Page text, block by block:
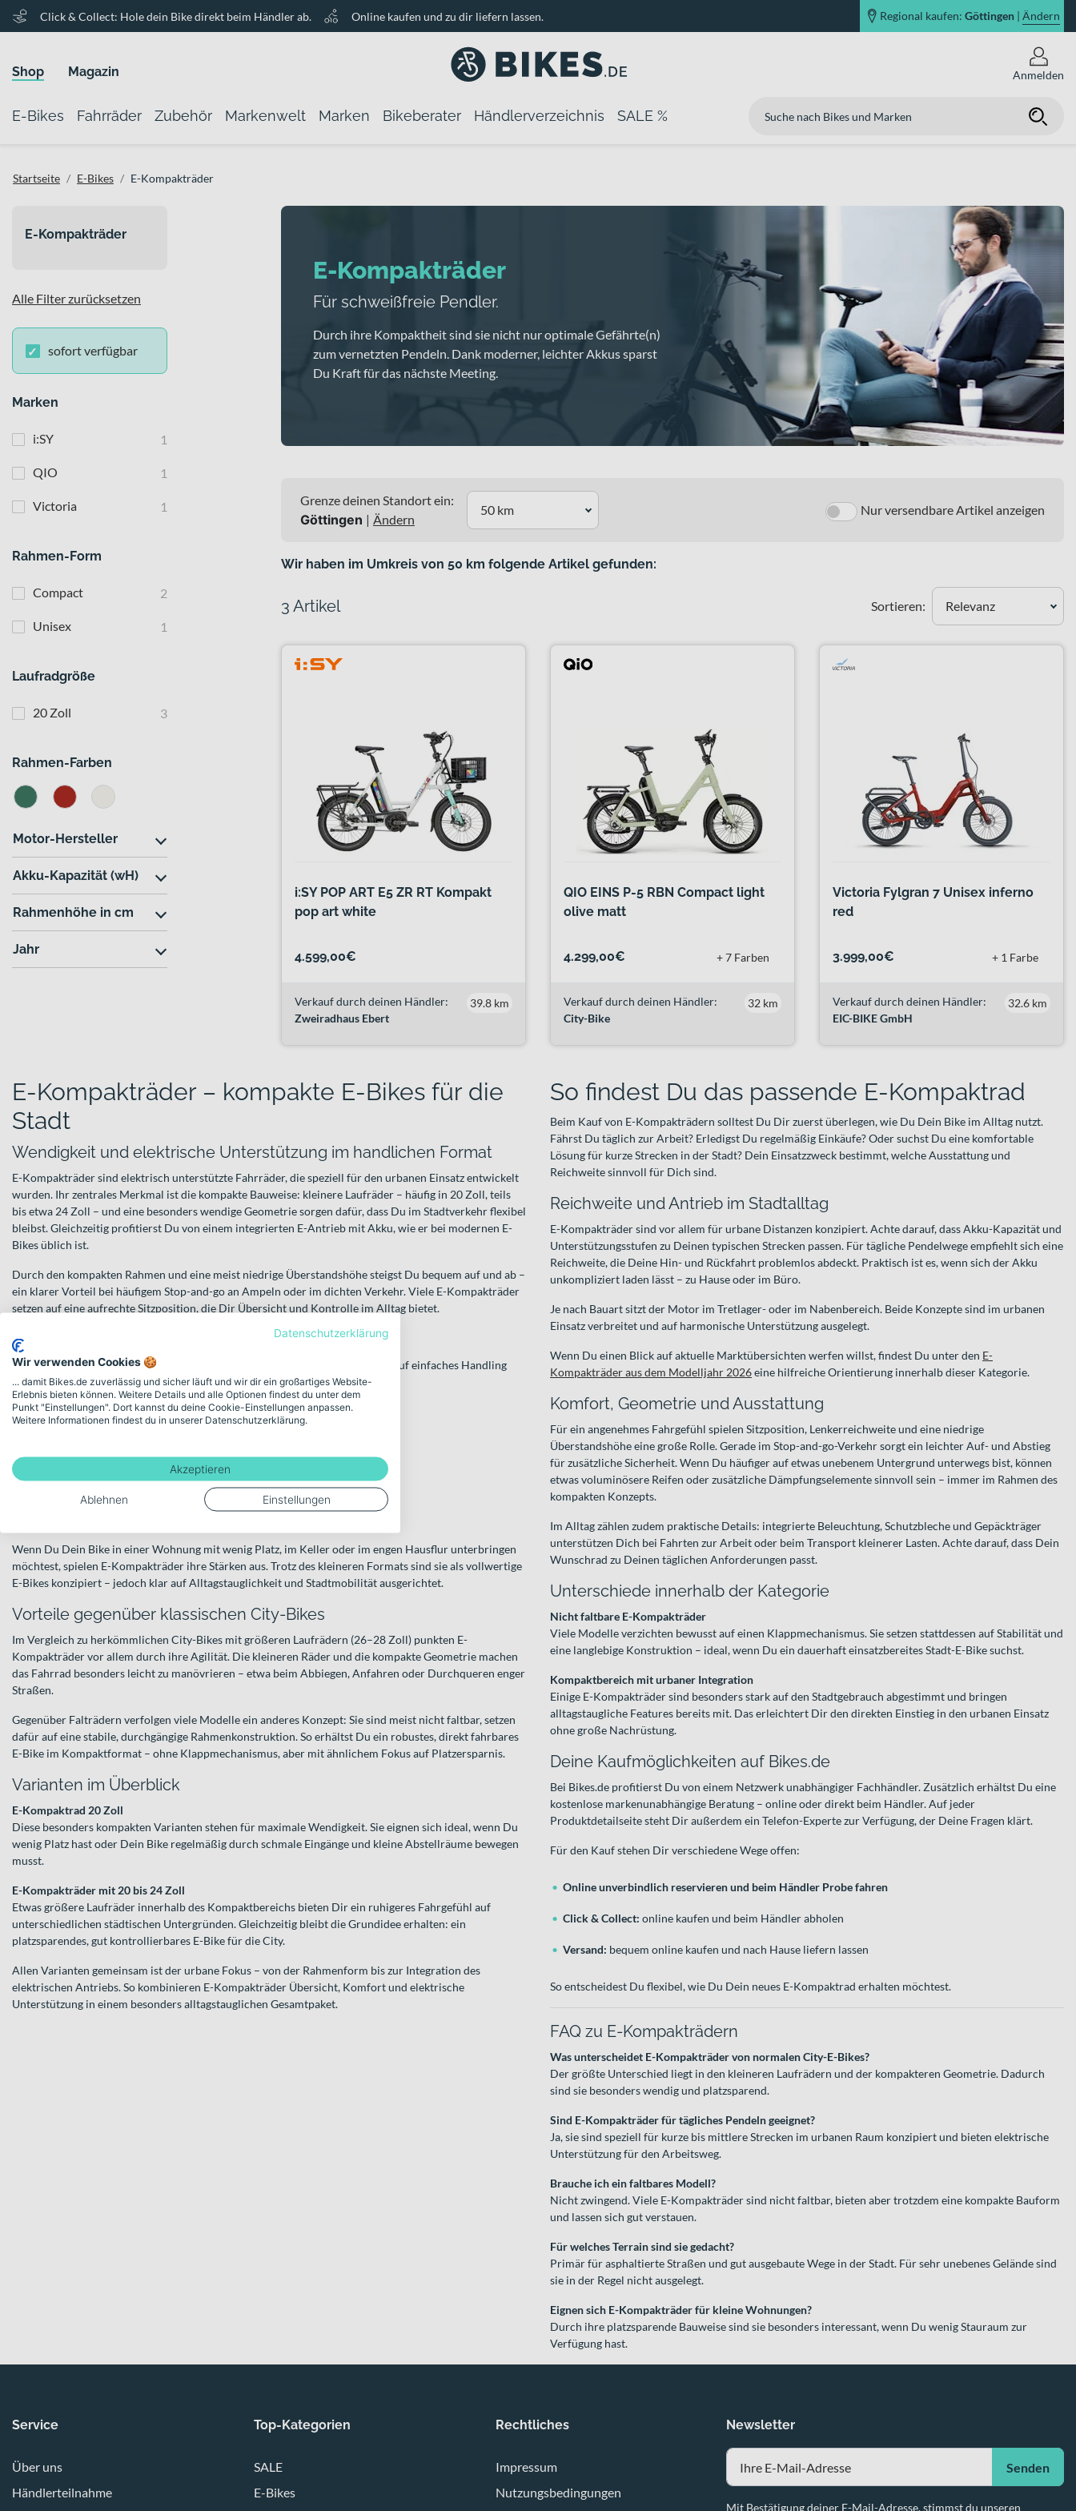
Click & Collect: Hole dein Bike direkt beim Händler ab. Online kaufen und zu dir liefern lassen. Regional kaufen: Göttingen | Ändern
Shop Magazin Anmelden
E-Bikes Fahrräder Zubehör Markenwelt Marken Bikeberater Händlerverzeichnis SALE %
Startseite E-Bikes E-Kompakträder
E-Kompakträder
Alle Filter zurücksetzen
sofort verfügbar
Marken
i:SY 1
QIO 1
Victoria 1
Rahmen-Form
Compact 2
Unisex 1
Laufradgröße
20 Zoll 3
Rahmen-Farben
Motor-Hersteller
Akku-Kapazität (wH)
Rahmenhöhe in cm
Jahr
E-Kompakträder
Für schweißfreie Pendler.
Durch ihre Kompaktheit sind sie nicht nur optimale Gefährte(n)
zum vernetzten Pendeln. Dank moderner, leichter Akkus sparst
Du Kraft für das nächste Meeting.
Grenze deinen Standort ein:
Göttingen | Ändern
50 km Nur versendbare Artikel anzeigen
Wir haben im Umkreis von 50 km folgende Artikel gefunden:
3 Artikel Sortieren: Relevanz
i:SY POP ART E5 ZR RT Kompakt
pop art white
4.599,00€
Verkauf durch deinen Händler:
Zweiradhaus Ebert
39.8 km
QIO EINS P-5 RBN Compact light
olive matt
4.299,00€ + 7 Farben
Verkauf durch deinen Händler:
City-Bike
32 km
Victoria Fylgran 7 Unisex inferno
red
3.999,00€ + 1 Farbe
Verkauf durch deinen Händler:
EIC-BIKE GmbH
32.6 km
E-Kompakträder – kompakte E-Bikes für die
Stadt
Wendigkeit und elektrische Unterstützung im handlichen Format
E-Kompakträder sind elektrisch unterstützte Fahrräder, die speziell für den urbanen Einsatz entwickelt
wurden. Ihr zentrales Merkmal ist die kompakte Bauweise: kleinere Laufräder – häufig in 20 Zoll, teils
bis etwa 24 Zoll – und eine besonders wendige Geometrie sorgen dafür, dass Du im Stadtverkehr flexibel
bleibst. Gleichzeitig profitierst Du von einem integrierten E-Antrieb mit Akku, wie er bei modernen E-
Bikes üblich ist.
Durch den kompakten Rahmen und eine meist niedrige Überstandshöhe steigst Du bequem auf und ab –
ein klarer Vorteil bei häufigem Stop-and-go an Ampeln oder im dichten Verkehr. Viele E-Kompakträder
setzen auf eine aufrechte Sitzposition, die Dir Übersicht und Kontrolle im Alltag bietet.
Für wen sind E-Kompakträder ideal?
Diese Kategorie richtet sich an alle, die in der Stadt unterwegs sind und Wert auf einfaches Handling
legen. Typische Einsatzbereiche sind:
tägliches Pendeln zur Arbeit oder zur Uni
Einkäufe und Besorgungen
Wege, bei denen wenig Abstell- oder Stauraum vorhanden ist
Wenn Du Dein Bike in einer Wohnung mit wenig Platz, im Keller oder im engen Hausflur unterbringen
möchtest, spielen E-Kompakträder ihre Stärken aus. Trotz des kleineren Formats sind sie als vollwertige
E-Bikes konzipiert – jedoch klar auf Alltagstauglichkeit und Stadtmobilität ausgerichtet.
Vorteile gegenüber klassischen City-Bikes
Im Vergleich zu herkömmlichen City-Bikes mit größeren Laufrädern (26–28 Zoll) punkten E-
Kompakträder vor allem durch ihre Agilität. Die kleineren Räder und die kompakte Geometrie machen
das Fahrrad besonders leicht zu manövrieren – etwa beim Abbiegen, Anfahren oder Durchqueren enger
Straßen.
Gegenüber Falträdern verfolgen viele Modelle ein anderes Konzept: Sie sind meist nicht faltbar, setzen
dafür auf eine stabile, durchgängige Rahmenkonstruktion. So erhältst Du ein robustes, direkt fahrbares
E-Bike im Kompaktformat – ohne Klappmechanismus, aber mit ähnlichem Fokus auf Platzersparnis.
Varianten im Überblick
E-Kompaktrad 20 Zoll
Diese besonders kompakten Varianten stehen für maximale Wendigkeit. Sie eignen sich ideal, wenn Du
wenig Platz hast oder Dein Bike regelmäßig durch schmale Eingänge und kleine Abstellräume bewegen
musst.
E-Kompakträder mit 20 bis 24 Zoll
Etwas größere Laufräder innerhalb des Kompaktbereichs bieten Dir ein ruhigeres Fahrgefühl auf
unterschiedlichen städtischen Untergründen. Gleichzeitig bleibt die Grundidee erhalten: ein
platzsparendes, gut kontrollierbares E-Bike für die City.
Allen Varianten gemeinsam ist der urbane Fokus – von der Rahmenform bis zur Integration des
elektrischen Antriebs. So kombinieren E-Kompakträder Übersicht, Komfort und elektrische
Unterstützung in einem besonders alltagstauglichen Gesamtpaket.
So findest Du das passende E-Kompaktrad
Beim Kauf von E-Kompakträdern solltest Du Dir zuerst überlegen, wie Du Dein Bike im Alltag nutzt.
Fährst Du täglich zur Arbeit? Erledigst Du regelmäßig Einkäufe? Oder suchst Du eine komfortable
Lösung für kurze Strecken in der Stadt? Dein Einsatzzweck bestimmt, welche Ausstattung und
Reichweite sinnvoll für Dich sind.
Reichweite und Antrieb im Stadtalltag
E-Kompakträder sind vor allem für urbane Distanzen konzipiert. Achte darauf, dass Akku-Kapazität und
Unterstützungsstufen zu Deinen typischen Strecken passen. Für tägliche Pendelwege empfiehlt sich eine
Reichweite, die Deine Hin- und Rückfahrt problemlos abdeckt. Praktisch ist es, wenn sich der Akku
unkompliziert laden lässt – zu Hause oder im Büro.
Je nach Bauart sitzt der Motor im Tretlager- oder im Nabenbereich. Beide Konzepte sind im urbanen
Einsatz verbreitet und auf harmonische Unterstützung ausgelegt.
Wenn Du einen Blick auf aktuelle Marktübersichten werfen willst, findest Du unter den E-
Kompakträder aus dem Modelljahr 2026eine hilfreiche Orientierung innerhalb dieser Kategorie.
Komfort, Geometrie und Ausstattung
Für ein angenehmes Fahrgefühl spielen Sitzposition, Lenkerreichweite und eine niedrige
Überstandshöhe eine große Rolle. Gerade im Stop-and-go-Verkehr sorgt ein leichter Auf- und Abstieg
für zusätzliche Sicherheit. Wenn Du häufiger auf etwas unebenem Untergrund unterwegs bist, können
etwas voluminösere Reifen oder zusätzliche Dämpfungselemente sinnvoll sein – immer im Rahmen des
kompakten Konzepts.
Im Alltag zählen zudem praktische Details: integrierte Beleuchtung, Schutzbleche und Gepäckträger
unterstützen Dich bei Fahrten zur Arbeit oder beim Transport kleinerer Lasten. Achte darauf, dass Dein
Wunschrad zu Deinen täglichen Anforderungen passt.
Unterschiede innerhalb der Kategorie
Nicht faltbare E-Kompakträder
Viele Modelle verzichten bewusst auf einen Klappmechanismus. Sie setzen stattdessen auf Stabilität und
eine langlebige Konstruktion – ideal, wenn Du ein dauerhaft einsatzbereites Stadt-E-Bike suchst.
Kompaktbereich mit urbaner Integration
Einige E-Kompakträder sind besonders stark auf den Stadtgebrauch abgestimmt und bringen
alltagstaugliche Features bereits mit. Das erleichtert Dir den direkten Einstieg in den urbanen Einsatz
ohne große Nachrüstung.
Deine Kaufmöglichkeiten auf Bikes.de
Bei Bikes.de profitierst Du von einem Netzwerk unabhängiger Fachhändler. Zusätzlich erhältst Du eine
kostenlose markenunabhängige Beratung – online oder direkt beim Händler. Auf jeder
Produktdetailseite steht Dir außerdem ein Telefon-Experte zur Verfügung, der Deine Fragen klärt.
Für den Kauf stehen Dir verschiedene Wege offen:
Online unverbindlich reservieren und beim Händler Probe fahren
Click & Collect: online kaufen und beim Händler abholen
Versand: bequem online kaufen und nach Hause liefern lassen
So entscheidest Du flexibel, wie Du Dein neues E-Kompaktrad erhalten möchtest.
FAQ zu E-Kompakträdern
Was unterscheidet E-Kompakträder von normalen City-E-Bikes?
Der größte Unterschied liegt in den kleineren Laufrädern und der kompakteren Geometrie. Dadurch
sind sie besonders wendig und platzsparend.
Sind E-Kompakträder für tägliches Pendeln geeignet?
Ja, sie sind speziell für kurze bis mittlere Strecken im urbanen Raum konzipiert und bieten elektrische
Unterstützung für den Arbeitsweg.
Brauche ich ein faltbares Modell?
Nicht zwingend. Viele E-Kompakträder sind nicht faltbar, bieten aber trotzdem eine kompakte Bauform
und lassen sich gut verstauen.
Für welches Terrain sind sie gedacht?
Primär für asphaltierte Straßen und gut ausgebaute Wege in der Stadt. Für sehr unebenes Gelände sind
sie in der Regel nicht ausgelegt.
Eignen sich E-Kompakträder für kleine Wohnungen?
Durch ihre platzsparende Bauweise sind sie besonders interessant, wenn Du wenig Stauraum zur
Verfügung hast.
Service
Über uns
Händlerteilnahme
Top-Kategorien
SALE
E-Bikes
Rechtliches
Impressum
Nutzungsbedingungen
Newsletter
Senden
Mit Bestätigung deiner E-Mail-Adresse, stimmst du unseren
Datenschutzerklärung
Wir verwenden Cookies 🍪
... damit Bikes.de zuverlässig und sicher läuft und wir dir ein großartiges Website-
Erlebnis bieten können. Weitere Details und alle Optionen findest du unter dem
Punkt "Einstellungen". Dort kannst du deine Cookie-Einstellungen anpassen.
Weitere Informationen findest du in unserer Datenschutzerklärung.
Akzeptieren
Ablehnen Einstellungen